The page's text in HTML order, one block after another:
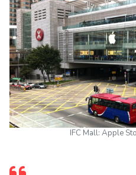
IFC Mall: Apple